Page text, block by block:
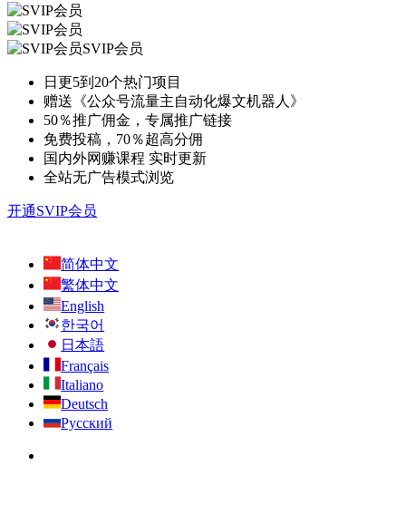
SVIP会员
日更5到20个热门项目
赠送《公众号流量主自动化爆文机器人》
50％推广佣金，专属推广链接
免费投稿，70％超高分佣
国内外网赚课程 实时更新
全站无广告模式浏览
开通SVIP会员
简体中文
繁体中文
English
한국어
日本語
Français
Italiano
Deutsch
Русский